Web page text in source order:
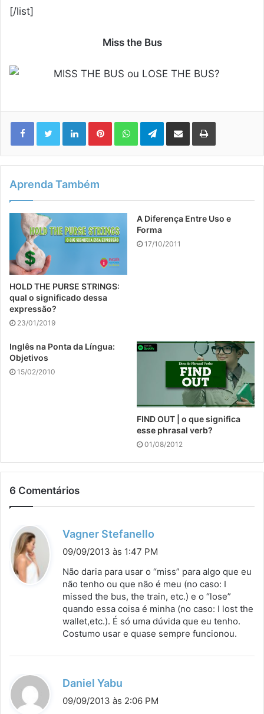
[/list]
Miss the Bus
LinkedinPinterestWhatsAppTelegram
Compartilhar via e-mail Imprimir
Aprenda Também
HOLD THE PURSE STRINGS:
qual o significado dessa
expressão?
23/01/2019
A Diferença Entre Uso e
Forma
17/10/2011
Inglês na Ponta da Língua:
Objetivos
15/02/2010
FIND OUT | o que significa
esse phrasal verb?
01/08/2012
6 Comentários
Vagner Stefanello
i
s
e
:
09/09/2013 às 1:47 PM
Não daria para usar o “miss” para algo que eu
não tenho ou que não é meu (no caso: I
missed the bus, the train, etc.) e o “lose”
quando essa coisa é minha (no caso: I lost the
wallet,etc.). É só uma dúvida que eu tenho.
Costumo usar e quase sempre funcionou.
Daniel Yabu
09/09/2013 às 2:06 PM